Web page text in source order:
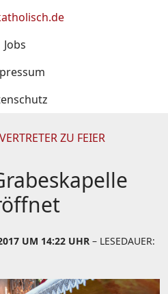
Jobs
ZU FEIER
UM 14:22 UHR – LESEDAUER: